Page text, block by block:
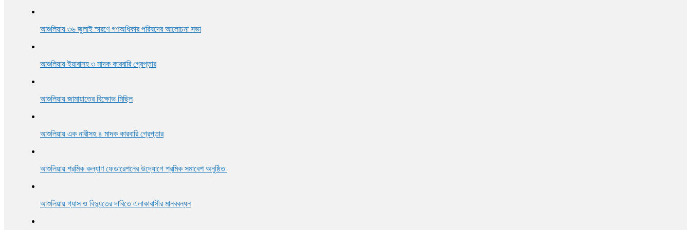
আশুলিয়ায় জুলাই শহীদদের স্মরণে স্মৃতি সমাবেশ
আশুলিয়ায় ৩৬ জুলাই স্মরণে গণঅধিকার পরিষদের আলোচনা সভা
আশুলিয়ায় ইয়াবাসহ ৩ মাদক কারবারি গ্রেপ্তার
আশুলিয়ায় জামায়াতের বিক্ষোভ মিছিল
আশুলিয়ায় এক নারীসহ ৪ মাদক কারবারি গ্রেপ্তার
আশুলিয়ায় শ্রমিক কল্যাণ ফেডারেশনের উদ্যোগে শ্রমিক সমাবেশ অনুষ্ঠিত
আশুলিয়ায় গ্যাস ও বিদ্যুতের দাবিতে এলাকাবাসীর মানববন্ধন